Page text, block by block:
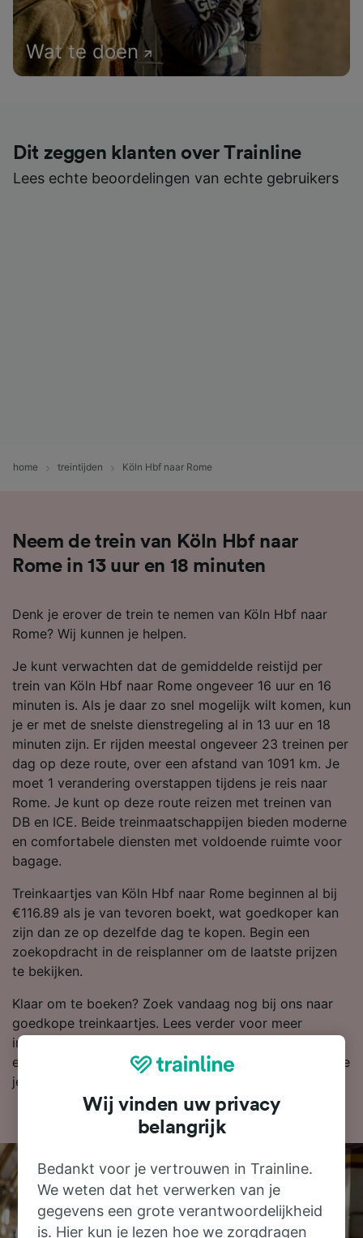
Wat te doen
Dit zeggen klanten over Trainline
Lees echte beoordelingen van echte gebruikers
home treintijden Köln Hbf naar Rome
Neem de trein van Köln Hbf naar
Rome in 13 uur en 18 minuten
Denk je erover de trein te nemen van Köln Hbf naar
Rome? Wij kunnen je helpen.
Je kunt verwachten dat de gemiddelde reistijd per
trein van Köln Hbf naar Rome ongeveer 16 uur en 16
minuten is. Als je daar zo snel mogelijk wilt komen, kun
je er met de snelste dienstregeling al in 13 uur en 18
minuten zijn. Er rijden meestal ongeveer 23 treinen per
dag op deze route, over een afstand van 1091 km. Je
moet 1 verandering overstappen tijdens je reis naar
Rome. Je kunt op deze route reizen met treinen van
DB en ICE. Beide treinmaatschappijen bieden moderne
en comfortabele diensten met voldoende ruimte voor
bagage.
Treinkaartjes van Köln Hbf naar Rome beginnen al bij
€116.89 als je van tevoren boekt, wat goedkoper kan
zijn dan ze op dezelfde dag te kopen. Begin een
zoekopdracht in de reisplanner om de laatste prijzen
te bekijken.
Klaar om te boeken? Zoek vandaag nog bij ons naar
goedkope treinkaartjes. Lees verder voor meer
informatie, zoals onze dienstregeling, waarin je de
eerste en laatste treinen kunt bekijken en tips over hoe
je goedkope treinkaartjes kunt vinden.
Wij vinden uw privacy
belangrijk
Bedankt voor je vertrouwen in Trainline.
We weten dat het verwerken van je
gegevens een grote verantwoordelijkheid
is. Hier kun je lezen hoe we zorgdragen